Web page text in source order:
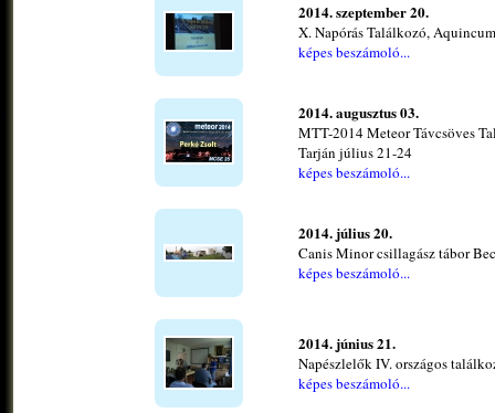
2014. szeptember 20.
X. Napórás Találkozó, Aquincum
képes beszámoló...
2014. augusztus 03.
MTT-2014 Meteor Távcsöves
Tarján július 21-24
képes beszámoló...
2014. július 20.
Canis Minor csillagász tábor
képes beszámoló...
2014. június 21.
Napészlelők IV. országos
képes beszámoló...